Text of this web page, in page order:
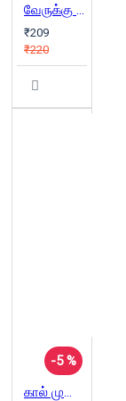
வேருக்கு நீர்
₹209
₹220
-5 %
கால் முளைத்த கதைகள்